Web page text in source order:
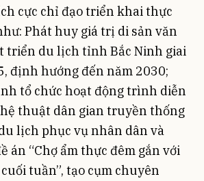
cực chỉ đạo triển khai thực
Phát huy giá trị di sản văn
triển du lịch tỉnh Bắc Ninh giai
định hướng đến năm 2030;
tổ chức hoạt động trình diễn
thuật dân gian truyền thống
lịch phục vụ nhân dân và
án “Chợ ẩm thực đêm gắn với
tuần”, tạo cụm chuyên